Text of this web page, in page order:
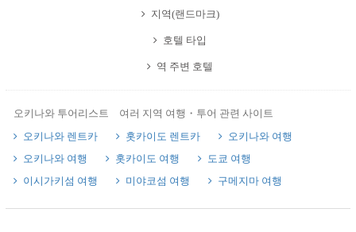
지역(랜드마크)
호텔 타입
역 주변 호텔
오키나와 투어리스트 여러 지역 여행・투어 관련 사이트
오키나와 렌트카
홋카이도 렌트카
오키나와 여행
오키나와 여행
홋카이도 여행
도쿄 여행
이시가키섬 여행
미야코섬 여행 구메지마 여행